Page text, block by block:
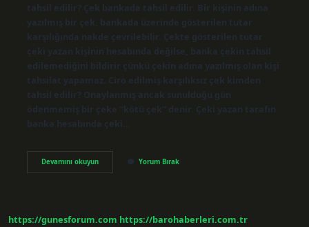
tahsil edilir? Çek bankada tahsil edilir. Bir kişinin adına
yazılmış bir çek, bankada üzerinde gösterilen tutar
karşılığında nakde çevrilebilir. Çekte gösterilen tutar
çeki yazan kişinin hesabında değilse, banka çekin tahsil
edilemediğini bildirir çünkü çekin adına yazılmış olan kişi
tahsilat yapamaz. Ciro edilmiş karşılıksız çek kimden
tahsil edilir? Onaylanmış ancak sunulduğu gün
ödenmemiş bir çeke “kötü çek” denir. Çeki yazan tarafın
banka hesabında çeki…
Devamını okuyunÇeki
Kim
Yorum Bırak
https://gunesforum.com https://barohaberleri.com.tr